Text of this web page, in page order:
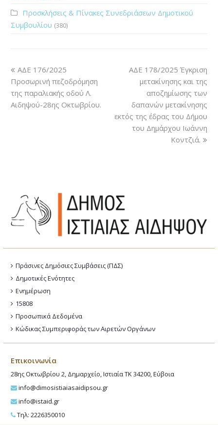
Προσκλήσεις & Πίνακες Συνεδριάσεων Δημοτικού
Συμβουλίου (380)
ΑΔΕ 176/2025
Προσωρινή πεζοδρόμηση
της παραλιακής οδού Λ.
Αιδηψού-28ης Οκτωβρίου.
ΑΔΕ 178/2025 Έγκριση
μετακίνησης και της
αποζημίωσης των
δαπανών μετακίνησης
εκτός της έδρας του Δήμου
του Δημάρχου Ιωάννη
Κοντζιά.
Πράσινες Δημόσιες Συμβάσεις (ΠΔΣ)
Δημοτικές Ενότητες
Ενημέρωση
15808
Προσωπικά Δεδομένα
Κώδικας Συμπεριφοράς των Αιρετών Οργάνων
Επικοινωνία
28ης Οκτωβρίου 2, Δημαρχείο, Ιστιαία ΤΚ 34200, Εύβοια
info@dimosistiaiasaidipsou.gr
info@istaid.gr
Τηλ: 2226350010